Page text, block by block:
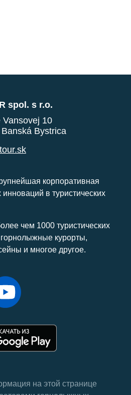
spol. s r.o.
Vansovej 10
Bystrica
корпоративная
инноваций в туристических
чем 1000 туристических
курорты,
и многое другое.
на этой странице